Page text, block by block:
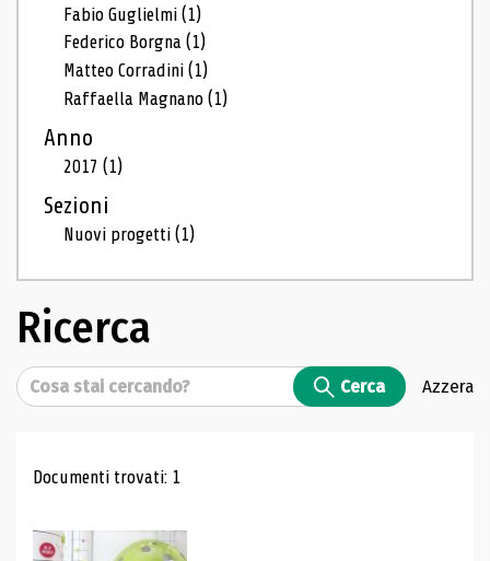
Fabio Guglielmi(1)
Federico Borgna(1)
Matteo Corradini(1)
Raffaella Magnano(1)
Anno
2017(1)
Sezioni
Nuovi progetti(1)
Ricerca
Cerca Cerca Azzera
Risultati di ricerca
Documenti trovati: 1